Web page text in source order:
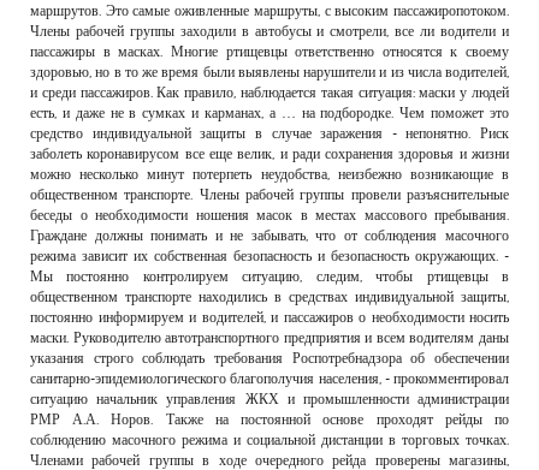
маршрутов. Это самые оживленные маршруты, с высоким пассажиропотоком.
Члены рабочей группы заходили в автобусы и смотрели, все ли водители и
пассажиры в масках. Многие ртищевцы ответственно относятся к своему
здоровью, но в то же время были выявлены нарушители и из числа водителей,
и среди пассажиров. Как правило, наблюдается такая ситуация: маски у людей
есть, и даже не в сумках и карманах, а … на подбородке. Чем поможет это
средство индивидуальной защиты в случае заражения - непонятно. Риск
заболеть коронавирусом все еще велик, и ради сохранения здоровья и жизни
можно несколько минут потерпеть неудобства, неизбежно возникающие в
общественном транспорте. Члены рабочей группы провели разъяснительные
беседы о необходимости ношения масок в местах массового пребывания.
Граждане должны понимать и не забывать, что от соблюдения масочного
режима зависит их собственная безопасность и безопасность окружающих. -
Мы постоянно контролируем ситуацию, следим, чтобы ртищевцы в
общественном транспорте находились в средствах индивидуальной защиты,
постоянно информируем и водителей, и пассажиров о необходимости носить
маски. Руководителю автотранспортного предприятия и всем водителям даны
указания строго соблюдать требования Роспотребнадзора об обеспечении
санитарно-эпидемиологического благополучия населения, - прокомментировал
ситуацию начальник управления ЖКХ и промышленности администрации
РМР А.А. Норов. Также на постоянной основе проходят рейды по
соблюдению масочного режима и социальной дистанции в торговых точках.
Членами рабочей группы в ходе очередного рейда проверены магазины,